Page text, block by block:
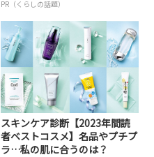
PR（くらしの話題）
スキンケア診断【2023年間読
者ベストコスメ】名品やプチプ
ラ…私の肌に合うのは？